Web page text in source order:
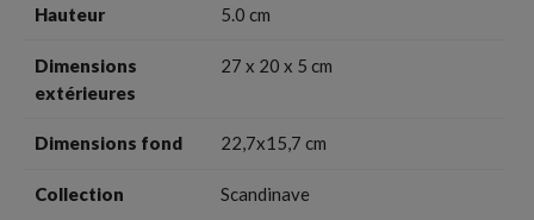
Hauteur 5.0 cm
Dimensions
extérieures
27 x 20 x 5 cm
Dimensions fond 22,7x15,7 cm
Collection Scandinave